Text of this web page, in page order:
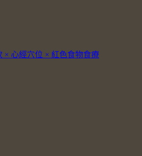
× 心經穴位 × 紅色食物食療